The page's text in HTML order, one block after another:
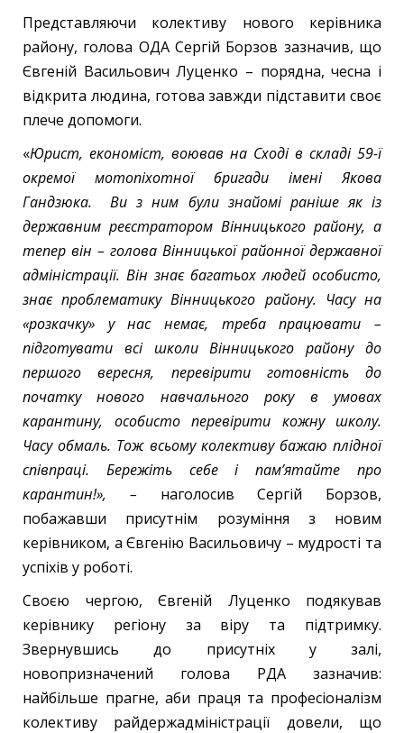
Представляючи колективу нового керівника
району, голова ОДА Сергій Борзов зазначив, що
Євгеній Васильович Луценко – порядна, чесна і
відкрита людина, готова завжди підставити своє
плече допомоги.
«Юрист, економіст, воював на Сході в складі 59-ї
окремої мотопіхотної бригади імені Якова
Гандзюка. Ви з ним були знайомі раніше як із
державним реєстратором Вінницького району, а
тепер він – голова Вінницької районної державної
адміністрації. Він знає багатьох людей особисто,
знає проблематику Вінницького району. Часу на
«розкачку» у нас немає, треба працювати –
підготувати всі школи Вінницького району до
першого вересня, перевірити готовність до
початку нового навчального року в умовах
карантину, особисто перевірити кожну школу.
Часу обмаль. Тож всьому колективу бажаю плідної
співпраці. Бережіть себе і пам’ятайте про
карантин!», – наголосив Сергій Борзов,
побажавши присутнім розуміння з новим
керівником, а Євгенію Васильовичу – мудрості та
успіхів у роботі.
Своєю чергою, Євгеній Луценко подякував
керівнику регіону за віру та підтримку.
Звернувшись до присутніх у залі,
новопризначений голова РДА зазначив:
найбільше прагне, аби праця та професіоналізм
колективу райдержадміністрації довели, що